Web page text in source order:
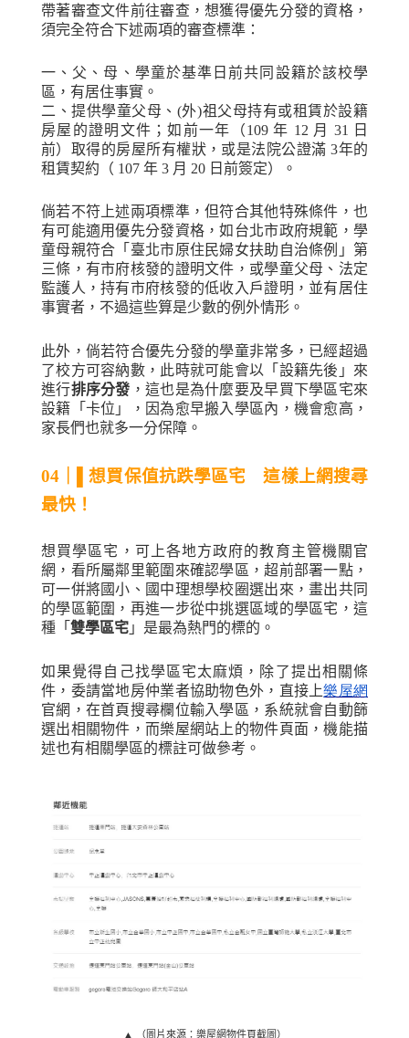
帶著審查文件前往審查，想獲得優先分發的資格，
須完全符合下述兩項的審查標準：
一、父、母、學童於基準日前共同設籍於該校學
區，有居住事實。
二、提供學童父母、 (外)祖父母持有或租賃於設籍
房屋的證明文件；如前一年（109年 12 月 31
日
前）取得的房屋所有權狀，或是法院公證滿 3年的
租賃契約（ 107 年 3 月 20 日前簽定）。
倘若不符上述兩項標準，但符合其他特殊條件，也
有可能適用優先分發資格，如台北市政府規範，學
童母親符合「臺北市原住民婦女扶助自治條例」第
三條，有市府核發的證明文件，或學童父母、法定
監護人，持有市府核發的低收入戶證明，並有居住
事實者，不過這些算是少數的例外情形。
此外，倘若符合優先分發的學童非常多，已經超過
了校方可容納數，此時就可能會以「設籍先後」來
進行排序分發 ，這也是為什麼要及早買下學區宅來
設籍「卡位」，因為愈早搬入學區內，機會愈高，
家長們也就多一分保障。
04 ▌想買保值抗跌學區宅 這樣上網搜尋
最快！
想買學區宅，可上各地方政府的教育主管機關官
網，看所屬鄰里範圍來確認學區，超前部署一點，
可一併將國小、國中理想學校圈選出來，畫出共同
的學區範圍，再進一步從中挑選區域的學區宅，這
種「 雙學區宅 」是最為熱門的標的。
如果覺得自己找學區宅太麻煩，除了提出相關條
件，委請當地房仲業者協助物色外，直接上樂屋網
官網，在首頁搜尋欄位輸入學區，系統就會自動篩
選出相關物件，而樂屋網站上的物件頁面，機能描
述也有相關學區的標註可做參考。
▲ （圖片來源：樂屋網物件頁截圖）